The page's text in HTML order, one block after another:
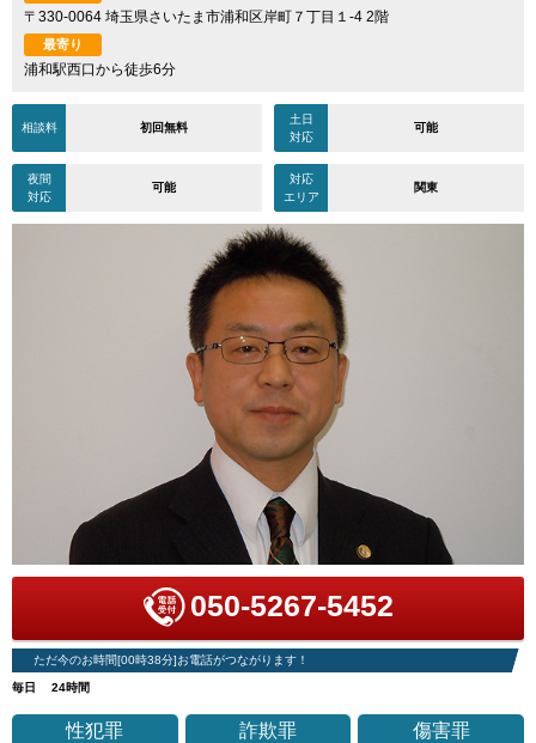
〒330-0064 埼玉県さいたま市浦和区岸町７丁目１-4 2階
最寄り
浦和駅西口から徒歩6分
相談料 初回無料
土日
対応
可能
夜間
対応
可能
対応
エリア
関東
050-5267-5452
ただ今のお時間[00時38分]お電話がつながります！
毎日 24時間
性犯罪 詐欺罪 傷害罪